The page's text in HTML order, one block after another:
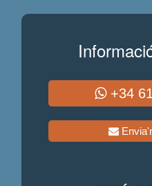
+34